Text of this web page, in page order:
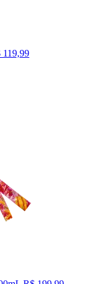
119,99